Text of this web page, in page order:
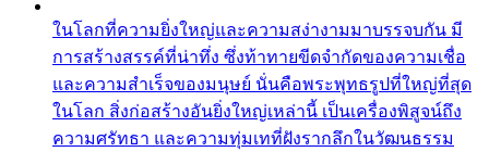
ในโลกที่ความยิ่งใหญ่และความสง่างามมาบรรจบกัน มี
การสร้างสรรค์ที่น่าทึ่ง ซึ่งท้าทายขีดจำกัดของความเชื่อ
และความสำเร็จของมนุษย์ นั่นคือพระพุทธรูปที่ใหญ่ที่สุด
ในโลก สิ่งก่อสร้างอันยิ่งใหญ่เหล่านี้ เป็นเครื่องพิสูจน์ถึง
ความศรัทธา และความทุ่มเทที่ฝังรากลึกในวัฒนธรรม